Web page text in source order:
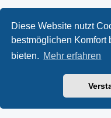
Diese Website nutzt
bestmöglichen Komfort
bieten. Mehr erfahren